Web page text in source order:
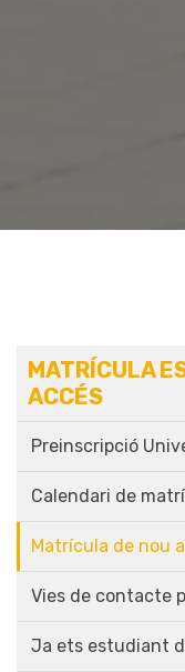
MATRÍCULA
ACCÉS
Preinscripció
Calendari de
Matrícula de nou
Vies de contacte
Ja ets estudiant